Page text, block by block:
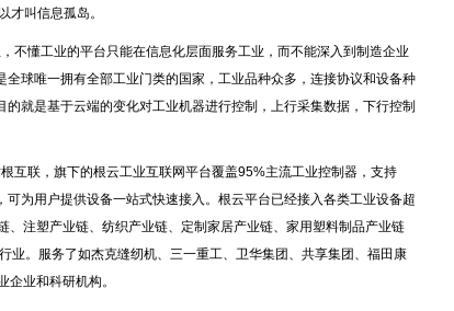
才叫信息孤岛。
不懂工业的平台只能在信息化层面服务工业，而不能深入到制造企业
球唯一拥有全部工业门类的国家，工业品种众多，连接协议和设备种
就是基于云端的变化对工业机器进行控制，上行采集数据，下行控制
联，旗下的根云工业互联网平台覆盖95%主流工业控制器，支持
为用户提供设备一站式快速接入。根云平台已经接入各类工业设备超
注塑产业链、纺织产业链、定制家居产业链、家用塑料制品产业链
业。服务了如杰克缝纫机、三一重工、卫华集团、共享集团、福田康
业和科研机构。